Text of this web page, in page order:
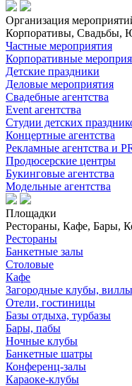
Организация
Корпоративы, Свадьбы,
Частные мероприятия
Корпоративные
Детские праздники
Деловые мероприятия
Свадебные агентства
Event агентства
Студии детских
Концертные агентства
Рекламные агентства и
Продюсерские центры
Букинговые агентства
Модельные агентства
Площадки
Рестораны, Кафе, Бары,
Рестораны
Банкетные залы
Столовые
Кафе
Загородные клубы,
Отели, гостиницы
Базы отдыха, турбазы
Бары, пабы
Ночные клубы
Банкетные шатры
Конференц-залы
Караоке-клубы